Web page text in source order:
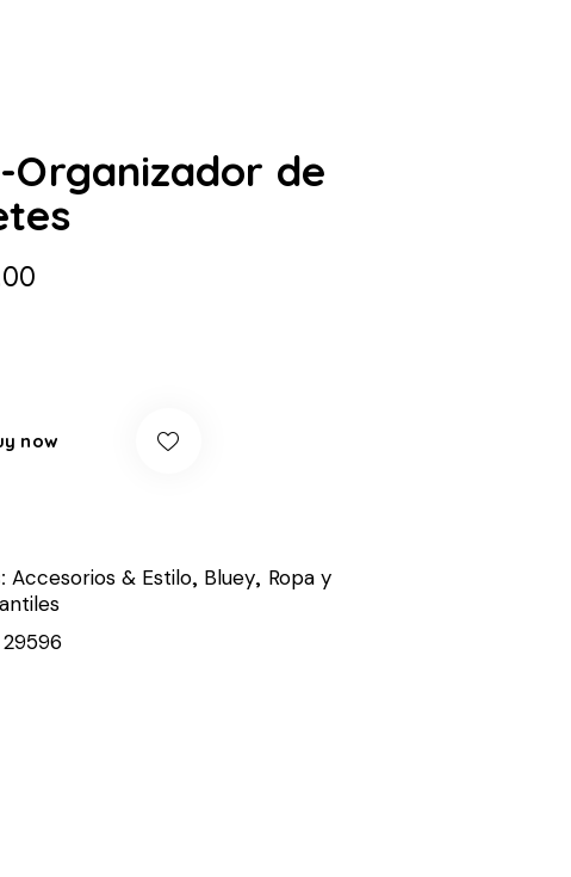
Organizador de
now
Accesorios & Estilo, Bluey, Ropa y
29596